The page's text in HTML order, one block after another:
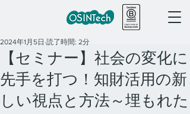
【セミナー】社会の変化に
先手を打つ！知財活用の新
しい視点と方法～埋もれた
2024年1月5日 読了時間: 2分